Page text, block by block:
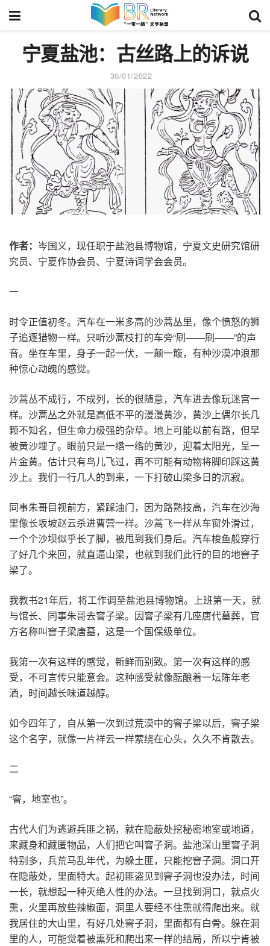
宁夏盐池：古丝路上的诉说
30/01/2022
作者： 岑国义，现任职于盐池县博物馆，宁夏文史研究馆研
究员、宁夏作协会员、宁夏诗词学会会员。
一
时令正值初冬。汽车在一米多高的沙蒿丛里，像个愤怒的狮
子追逐猎物一样。只听沙蒿枝打的车旁“刷——刷——”的声
音。坐在车里，身子一起一伏，一颠一簸，有种沙漠冲浪那
种惊心动魄的感觉。
沙蒿丛不成行，不成列，长的很随意，汽车进去像玩迷宫一
样。沙蒿丛之外就是高低不平的漫漫黄沙，黄沙上偶尔长几
颗不知名，但生命力极强的杂草。地上可能以前有路，但早
被黄沙埋了。眼前只是一绺一绺的黄沙，迎着太阳光，呈一
片金黄。估计只有鸟儿飞过，再不可能有动物将脚印踩这黄
沙上。我们一行几人的到来，一下打破山梁多日的沉寂。
同事朱哥目视前方，紧踩油门，因为路熟技高，汽车在沙海
里像长坂坡赵云杀进曹营一样。沙蒿飞一样从车窗外滑过，
一个个沙坝似乎长了脚，被甩到我们身后。汽车梭鱼般穿行
了好几个来回，就直逼山梁，也就到我们此行的目的地窨子
梁了。
我教书21年后，将工作调至盐池县博物馆。上班第一天，就
与馆长、同事朱哥去窨子梁。因窨子梁有几座唐代墓葬，官
方名称叫窨子梁唐墓，这是一个国保级单位。
我第一次有这样的感觉，新鲜而别致。第一次有这样的感
受，不可言传只能意会。这种感受就像酝酿着一坛陈年老
酒，时间越长味道越醇。
如今四年了，自从第一次到过荒漠中的窨子梁以后，窨子梁
这个名字，就像一片祥云一样萦绕在心头，久久不肯散去。
二
“窨，地室也”。
古代人们为逃避兵匪之祸，就在隐蔽处挖秘密地室或地道，
来藏身和藏匿物品，人们把它叫窨子洞。盐池深山里窨子洞
特别多，兵荒马乱年代，为躲土匪，只能挖窨子洞。洞口开
在隐蔽处，里面特大。起初匪盗见到窨子洞也没办法，时间
一长，就想起一种灭绝人性的办法。一旦找到洞口，就点火
熏，火里再放些辣椒面，洞里人要经不住熏就得爬出来。就
我居住的大山里，有好几处窨子洞，里面都有白骨。躲在洞
里的人，可能觉着被熏死和爬出来一样的结局，所以宁肯被